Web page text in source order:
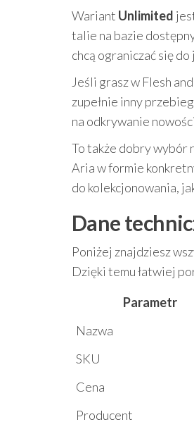
Wariant Unlimited
talie na bazie
chcą ograniczać się
Jeśli grasz w Flesh
zupełnie inny
na odkrywanie
To także dobry wybór
Aria w formie
do kolekcjonowania,
Dane
Poniżej znajdziesz
Dzięki temu łatwiej
Parametr
Nazwa
SKU
Cena
Producent